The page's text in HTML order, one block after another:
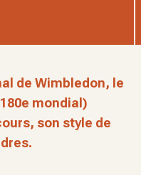
de Wimbledon, le
mondial)
son style de